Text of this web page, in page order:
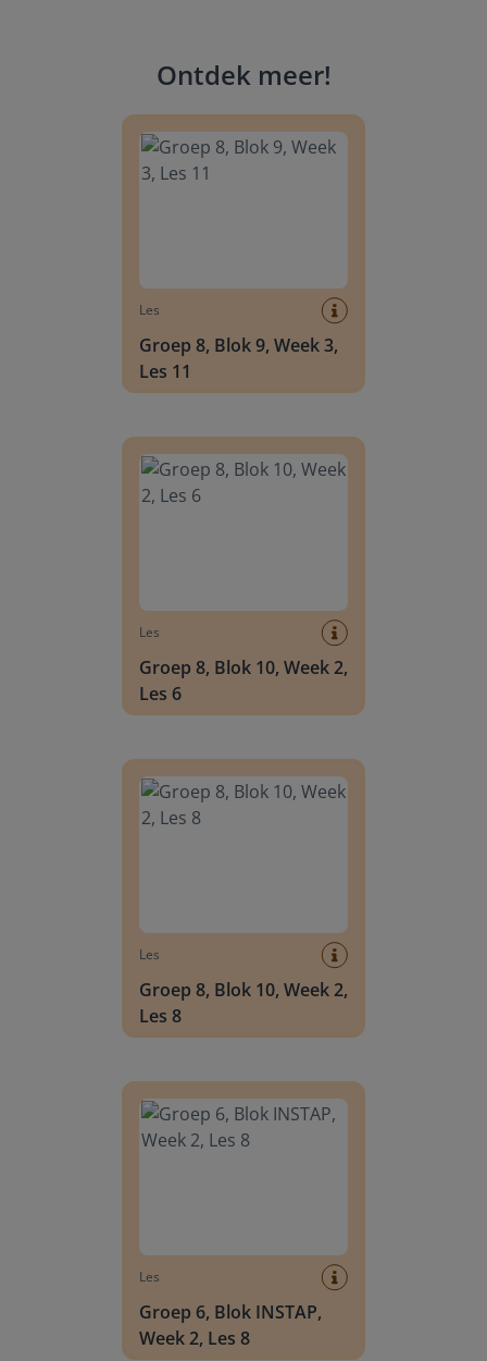
Ontdek meer!
Les
Groep 8, Blok 9, Week 3,
Les 11
Les
Groep 8, Blok 10, Week 2,
Les 6
Les
Groep 8, Blok 10, Week 2,
Les 8
Les
Groep 6, Blok INSTAP,
Week 2, Les 8